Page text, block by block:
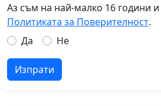
Аз съм на най-малко 16 години
Политиката за Поверителност.
Да
Не
Изпрати